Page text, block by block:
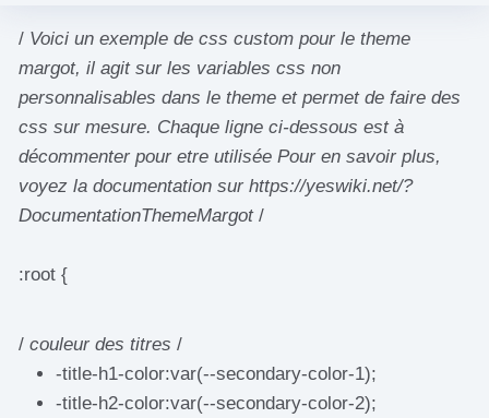
/ Voici un exemple de css custom pour le theme
margot, il agit sur les variables css non
personnalisables dans le theme et permet de faire des
css sur mesure. Chaque ligne ci-dessous est à
décommenter pour etre utilisée Pour en savoir plus,
voyez la documentation sur https://yeswiki.net/?
DocumentationThemeMargot /
:root {
/ couleur des titres /
-title-h1-color:var(--secondary-color-1);
-title-h2-color:var(--secondary-color-2);